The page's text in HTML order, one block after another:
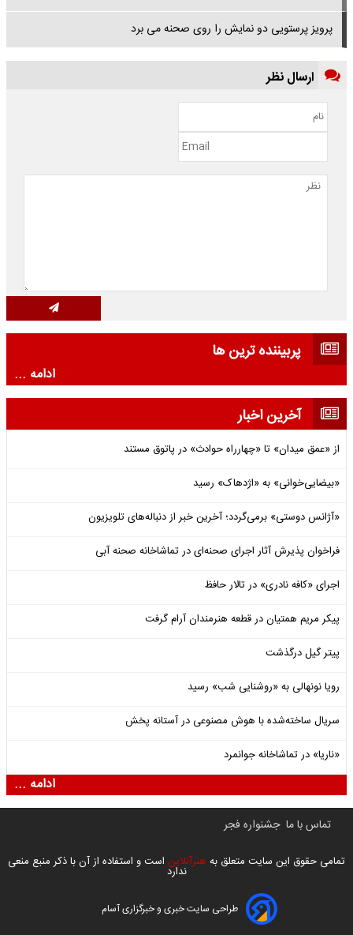
پرویز پرستویی دو نمایش را روی صحنه می برد
ارسال نظر
پربیننده ترین ها
ادامه ...
آخرین اخبار
از «عمق میدان» تا «چهارراه حوادث» در پاتوق مستند
«بیضایی‌خوانی» به «اژدهاک» رسید
«آژانس دوستی» برمی‌گردد؛ آخرین خبر از دنباله‌های تلویزیون
فراخوان پذیرش آثار اجرای صحنه‌ای در تماشاخانه صحنه آبی
اجرای «کافه نادری» در تالار حافظ
پیکر مریم همتیان در قطعه هنرمندان آرام گرفت
پیتر گیل درگذشت
رویا نونهالی به «روشنایی شب» رسید
سریال ساخته‌شده با هوش مصنوعی در آستانه پخش
«ناریا» در تماشاخانه جوانمرد
ادامه ...
تماس با ما جشنواره فجر
تمامی حقوق این سایت متعلق به هنرآنلاین است و استفاده از آن با ذکر منبع منعی
ندارد
طراحی سایت خبری و خبرگزاری آسام